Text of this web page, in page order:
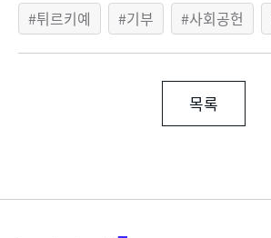
튀르키예 기부 사회공헌
목록